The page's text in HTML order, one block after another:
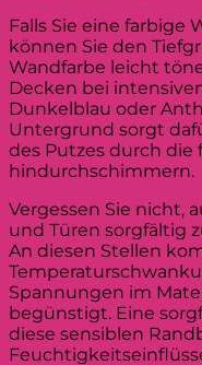
Falls Sie eine farbige
können Sie den
Wandfarbe leicht
Decken bei
Dunkelblau oder
Untergrund sorgt
des Putzes durch die
hindurchschimmern.
Vergessen Sie nicht,
und Türen sorgfältig
An diesen Stellen
Spannungen im
begünstigt. Eine
diese sensiblen